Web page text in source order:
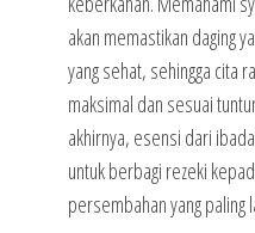
akan memastikan daging
yang sehat, sehingga cita
maksimal dan sesuai
akhirnya, esensi dari
untuk berbagi rezeki
persembahan yang paling